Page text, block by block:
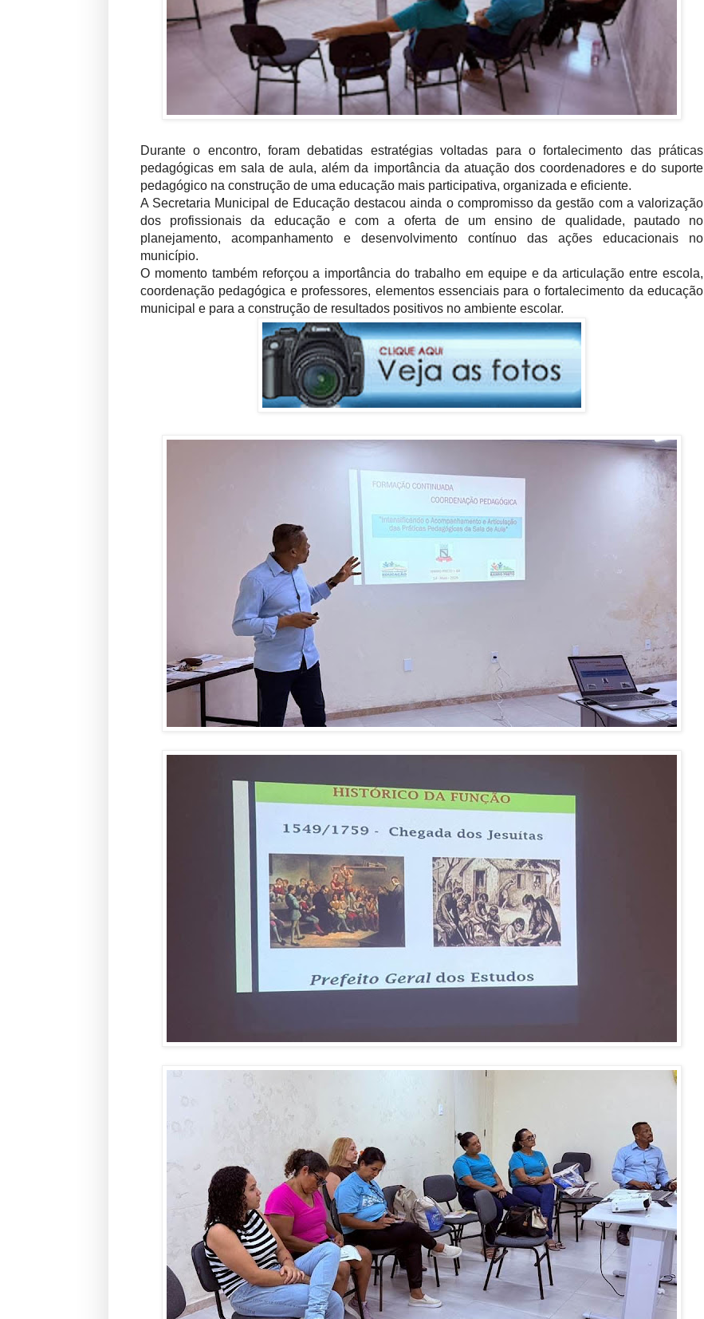
Durante o encontro, foram debatidas estratégias voltadas para o fortalecimento das práticas
pedagógicas em sala de aula, além da importância da atuação dos coordenadores e do suporte
pedagógico na construção de uma educação mais participativa, organizada e eficiente.
A Secretaria Municipal de Educação destacou ainda o compromisso da gestão com a valorização
dos profissionais da educação e com a oferta de um ensino de qualidade, pautado no
planejamento, acompanhamento e desenvolvimento contínuo das ações educacionais no
município.
O momento também reforçou a importância do trabalho em equipe e da articulação entre escola,
coordenação pedagógica e professores, elementos essenciais para o fortalecimento da educação
municipal e para a construção de resultados positivos no ambiente escolar.